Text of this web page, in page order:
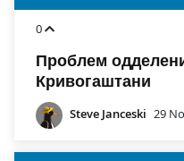
0
Проблем
Кривогаштани
Steve Janceski 29